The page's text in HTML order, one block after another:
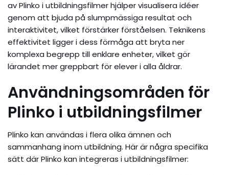
av Plinko i utbildningsfilmer hjälper visualisera idéer
genom att bjuda på slumpmässiga resultat och
interaktivitet, vilket förstärker förståelsen. Teknikens
effektivitet ligger i dess förmåga att bryta ner
komplexa begrepp till enklare enheter, vilket gör
lärandet mer greppbart för elever i alla åldrar.
Användningsområden för
Plinko i utbildningsfilmer
Plinko kan användas i flera olika ämnen och
sammanhang inom utbildning. Här är några specifika
sätt där Plinko kan integreras i utbildningsfilmer: